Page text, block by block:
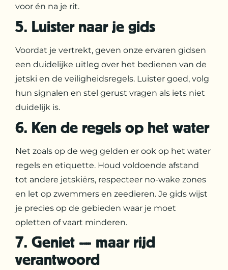
voor én na je rit.
5. Luister naar je gids
Voordat je vertrekt, geven onze ervaren gidsen
een duidelijke uitleg over het bedienen van de
jetski en de veiligheidsregels. Luister goed, volg
hun signalen en stel gerust vragen als iets niet
duidelijk is.
6. Ken de regels op het water
Net zoals op de weg gelden er ook op het water
regels en etiquette. Houd voldoende afstand
tot andere jetskiërs, respecteer no-wake zones
en let op zwemmers en zeedieren. Je gids wijst
je precies op de gebieden waar je moet
opletten of vaart minderen.
7. Geniet — maar rijd
verantwoord